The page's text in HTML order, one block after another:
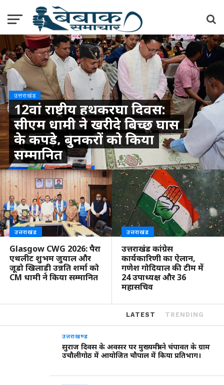
उत्तराखंड
12वां राष्ट्रीय हथकरघा दिवस:
सीएम धामी ने खरीदे बिच्छू घास
के कपड़े, बुनकरों को किया
सम्मानित
उत्तराखंड
Glasgow CWG 2026: पैरा
एथलीट शुभम जुयाल और
जूडो खिलाड़ी उन्नति शर्मा को
CM धामी ने किया सम्मानित
उत्तराखंड
उत्तराखंड कांग्रेस
कार्यकारिणी का ऐलान,
गणेश गोदियाल की टीम में
24 उपाध्यक्ष और 36
महासचिव
LATEST TRENDING
उत्तराखण्ड
सुराज दिवस के अवसर पर मुख्यमंत्री ने चंपावत के ग्राम
उचौलीगोठ में आयोजित चौपाल में किया प्रतिभाग।